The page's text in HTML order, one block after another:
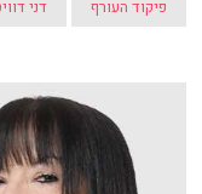
פיקוד העורף דני